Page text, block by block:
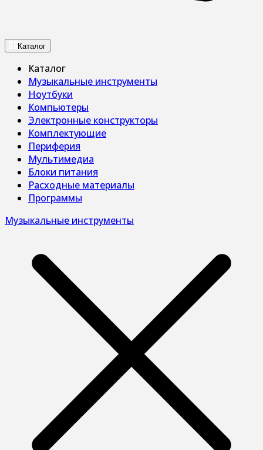
Каталог
Каталог
Музыкальные инструменты
Ноутбуки
Компьютеры
Электронные конструкторы
Комплектующие
Периферия
Мультимедиа
Блоки питания
Расходные материалы
Программы
Музыкальные инструменты